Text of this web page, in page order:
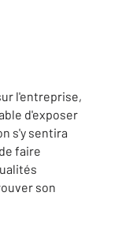
l'entreprise,
d'exposer
s'y sentira
faire
son